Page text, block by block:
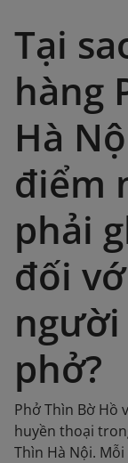
Tại
hàng
Hà
điểm
phải
đối
phở?
Phở Thìn Bờ Hồ
huyền thoại
Thìn Hà Nội.